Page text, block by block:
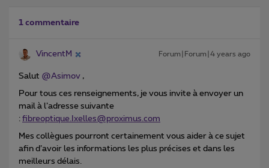
1 commentaire
VincentM Forum|Forum|4 years ago
Salut @Asimov ,
Pour tous ces renseignements, je vous invite à envoyer un
mail à l’adresse suivante
: fibreoptique.Ixelles@proximus.com
Mes collègues pourront certainement vous aider à ce sujet
afin d’avoir les informations les plus précises et dans les
meilleurs délais.